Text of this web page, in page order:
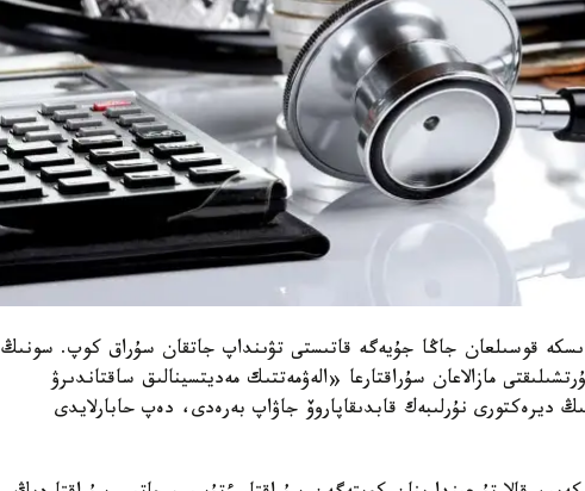
قوسىلعان جاڭا جۇيەگە قاتىستى تۋىنداپ جاتقان سۇراق كوپ. سونىڭ
مازالاعان سۇراقتارعا «الەۋمەتتىك مەديتسينالىق ساقتاندىرۋ
ديرەكتورى نۇرلىبەك قابدىقاپاروۆ جاۋاپ بەرەدى، دەپ حابارلايدى